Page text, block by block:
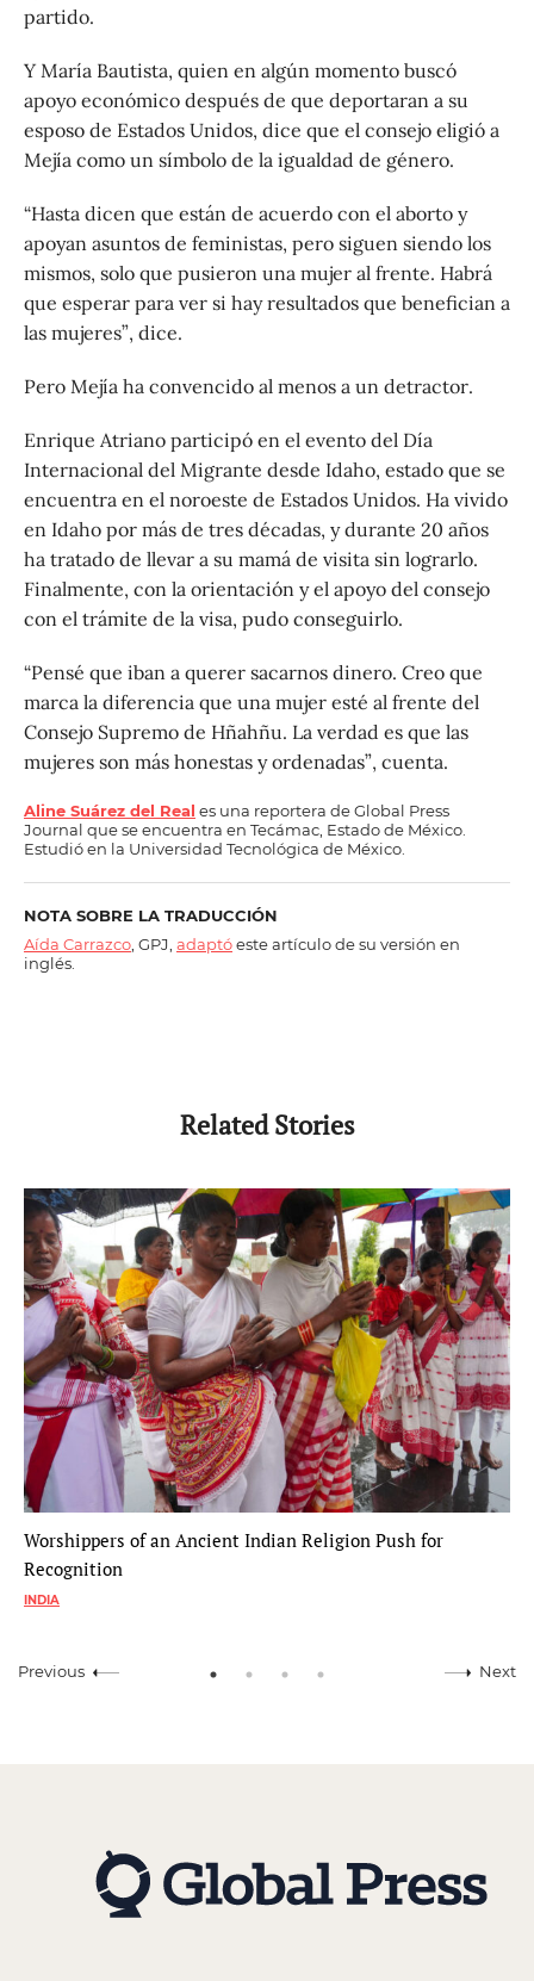
partido.
Y María Bautista, quien en algún momento buscó
apoyo económico después de que deportaran a su
esposo de Estados Unidos, dice que el consejo eligió a
Mejía como un símbolo de la igualdad de género.
“Hasta dicen que están de acuerdo con el aborto y
apoyan asuntos de feministas, pero siguen siendo los
mismos, solo que pusieron una mujer al frente. Habrá
que esperar para ver si hay resultados que benefician a
las mujeres”, dice.
Pero Mejía ha convencido al menos a un detractor.
Enrique Atriano participó en el evento del Día
Internacional del Migrante desde Idaho, estado que se
encuentra en el noroeste de Estados Unidos. Ha vivido
en Idaho por más de tres décadas, y durante 20 años
ha tratado de llevar a su mamá de visita sin lograrlo.
Finalmente, con la orientación y el apoyo del consejo
con el trámite de la visa, pudo conseguirlo.
“Pensé que iban a querer sacarnos dinero. Creo que
marca la diferencia que una mujer esté al frente del
Consejo Supremo de Hñahñu. La verdad es que las
mujeres son más honestas y ordenadas”, cuenta.
Aline Suárez del Real es una reportera de Global Press
Journal que se encuentra en Tecámac, Estado de México.
Estudió en la Universidad Tecnológica de México.
NOTA SOBRE LA TRADUCCIÓN
Aída Carrazco , GPJ, adaptóeste artículo de su versión en
inglés.
Related Stories
Worshippers of an Ancient Indian Religion Push for
Recognition
INDIA
Previous Next